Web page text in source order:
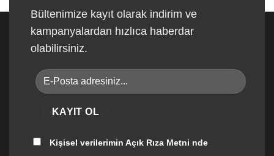
Bültenimize kayıt olarak indirim ve
kampanyalardan hızlıca haberdar
olabilirsiniz.
Kişisel verilerimin Açık Rıza Metni nde